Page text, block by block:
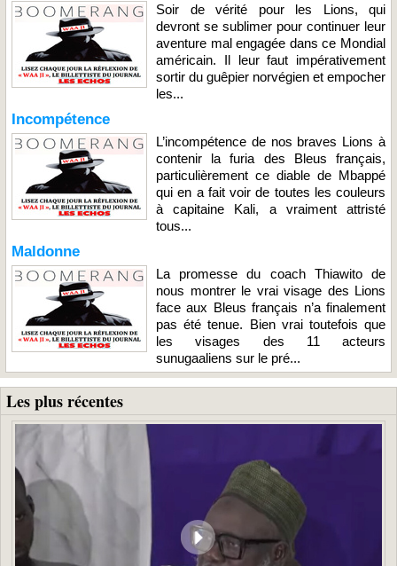
Soir de vérité pour les Lions, qui
devront se sublimer pour continuer leur
aventure mal engagée dans ce Mondial
américain. Il leur faut impérativement
sortir du guêpier norvégien et empocher
les...
Incompétence
L’incompétence de nos braves Lions à
contenir la furia des Bleus français,
particulièrement ce diable de Mbappé
qui en a fait voir de toutes les couleurs
à capitaine Kali, a vraiment attristé
tous...
Maldonne
La promesse du coach Thiawito de
nous montrer le vrai visage des Lions
face aux Bleus français n’a finalement
pas été tenue. Bien vrai toutefois que
les visages des 11 acteurs
sunugaaliens sur le pré...
Les plus récentes